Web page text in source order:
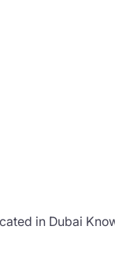
in Dubai